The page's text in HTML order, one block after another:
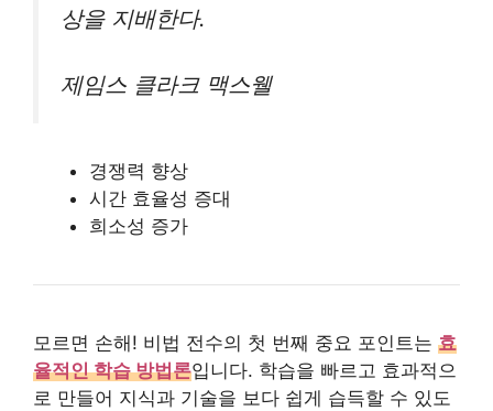
상을 지배한다.
제임스 클라크 맥스웰
경쟁력 향상
시간 효율성 증대
희소성 증가
모르면 손해! 비법 전수의 첫 번째 중요 포인트는 효
율적인 학습 방법론입니다. 학습을 빠르고 효과적으
로 만들어 지식과 기술을 보다 쉽게 습득할 수 있도